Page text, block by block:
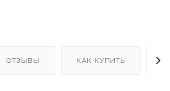
ОТЗЫВЫ КАК КУПИТЬ